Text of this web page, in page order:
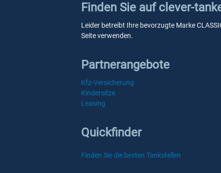
Finden Sie auf clever-
Leider betreibt Ihre bevorzugte Marke
Seite verwenden.
Partnerangebote
Kfz-Versicherung
Kindersitze
Leasing
Quickfinder
Finden Sie die besten Tankstellen